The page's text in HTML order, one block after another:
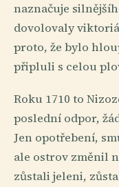
naznačuje
dovolovaly
proto, že bylo
připluli s celou
Roku 1710 to
poslední odpor,
Jen opotřebení,
ale ostrov změnil
zůstali jeleni,